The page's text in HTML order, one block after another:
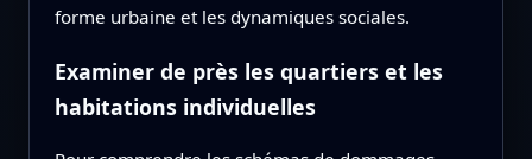
forme urbaine et les dynamiques sociales.
Examiner de près les quartiers et les
habitations individuelles